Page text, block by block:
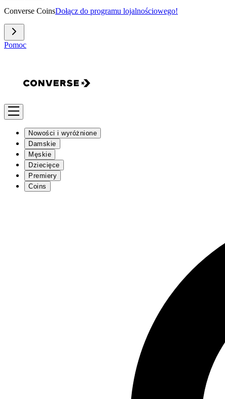
Converse CoinsDołącz do programu lojalnościowego!
Pomoc
Nowości i wyróżnione
Damskie
Męskie
Dziecięce
Premiery
Coins